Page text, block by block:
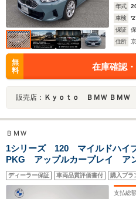
年式
車検
保証
住所
無
料
在庫確認
販売店： Ｋｙｏｔｏ ＢＭＷ ＢＭＷ Ｐｒｅ
ＢＭＷ
1シリーズ 120 マイルドハイ
PKG アップルカープレイ ア
トヒーター 全周囲カメラ 電
ントライト ハンズオフアシス
ィスプレイ
ディーラー保証 車両品質評価書付 購入プラ
支払総